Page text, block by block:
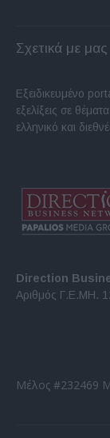
Σχετικά με μας
Εξειδικευμένο
εξελίξεις σε
ελληνικό και
Direction
Αριθμός Γ.Ε.ΜΗ.
Μέλος #232469